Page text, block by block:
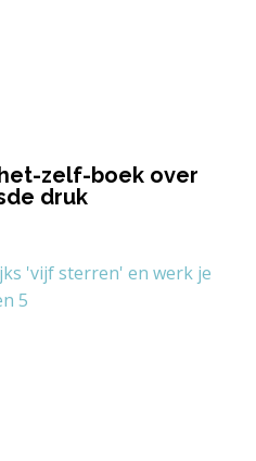
zelf-boek over
druk